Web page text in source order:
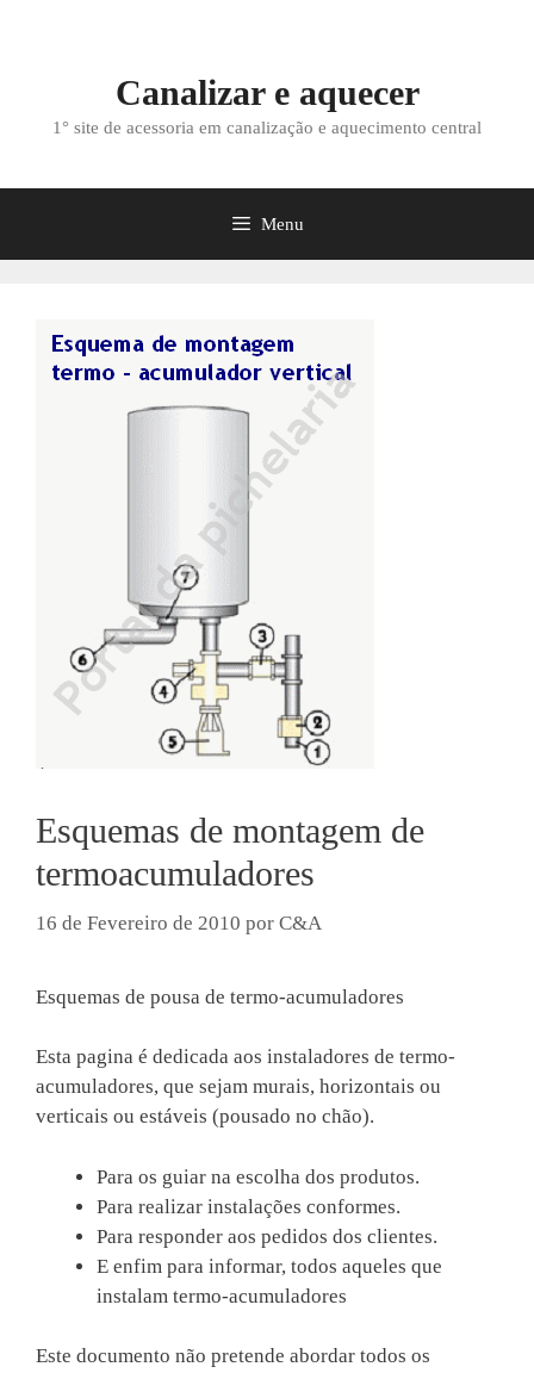
Canalizar e aquecer
1° site de acessoria em canalização e aquecimento central
Menu
Esquemas de montagem de
termoacumuladores
16 de Fevereiro de 2010 por C&A
Esquemas de pousa de termo-acumuladores
Esta pagina é dedicada aos instaladores de termo-
acumuladores, que sejam murais, horizontais ou
verticais ou estáveis (pousado no chão).
Para os guiar na escolha dos produtos.
Para realizar instalações conformes.
Para responder aos pedidos dos clientes.
E enfim para informar, todos aqueles que
instalam termo-acumuladores
Este documento não pretende abordar todos os